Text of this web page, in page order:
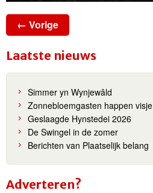
← Vorige
Laatste nieuws
Simmer yn Wynjewâld
Zonnebloemgasten happen
Geslaagde Hynstedei 2026
De Swingel in de zomer
Berichten van Plaatselijk belang
Adverteren?